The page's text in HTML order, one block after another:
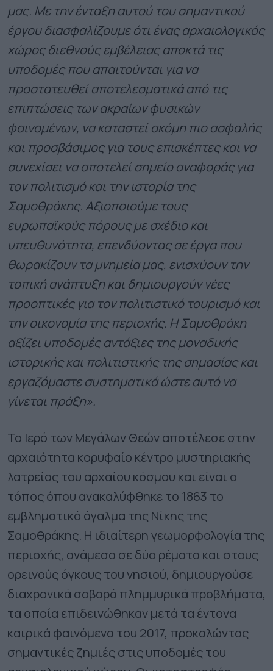
μας. Με την ένταξη αυτού του σημαντικού
έργου διασφαλίζουμε ότι ένας αρχαιολογικός
χώρος διεθνούς εμβέλειας αποκτά τις
υποδομές που απαιτούνται για να
προστατευθεί αποτελεσματικά από τις
επιπτώσεις των ακραίων φυσικών
φαινομένων, να καταστεί ακόμη πιο ασφαλής
και προσβάσιμος για τους επισκέπτες και να
συνεχίσει να αποτελεί σημείο αναφοράς για
τον πολιτισμό και την ιστορία της
Σαμοθράκης. Αξιοποιούμε τους
ευρωπαϊκούς πόρους με σχέδιο και
υπευθυνότητα, επενδύοντας σε έργα που
θωρακίζουν τα μνημεία μας, ενισχύουν την
τοπική ανάπτυξη και δημιουργούν νέες
προοπτικές για τον πολιτιστικό τουρισμό και
την οικονομία της περιοχής. Η Σαμοθράκη
αξίζει υποδομές αντάξιες της μοναδικής
ιστορικής και πολιτιστικής της σημασίας και
εργαζόμαστε συστηματικά ώστε αυτό να
γίνεται πράξη».
Το Ιερό των Μεγάλων Θεών αποτέλεσε στην
αρχαιότητα κορυφαίο κέντρο μυστηριακής
λατρείας του αρχαίου κόσμου και είναι ο
τόπος όπου ανακαλύφθηκε το 1863 το
εμβληματικό άγαλμα της Νίκης της
Σαμοθράκης. Η ιδιαίτερη γεωμορφολογία της
περιοχής, ανάμεσα σε δύο ρέματα και στους
ορεινούς όγκους του νησιού, δημιουργούσε
διαχρονικά σοβαρά πλημμυρικά προβλήματα,
τα οποία επιδεινώθηκαν μετά τα έντονα
καιρικά φαινόμενα του 2017, προκαλώντας
σημαντικές ζημιές στις υποδομές του